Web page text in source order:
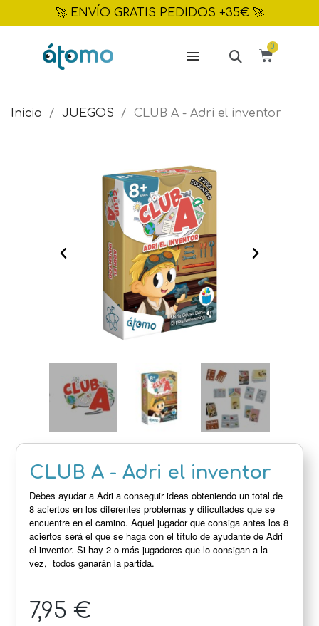
🚀 ENVÍO GRATIS PEDIDOS +35€ 🚀
Inicio JUEGOS CLUB A - Adri el inventor
CLUB A - Adri el inventor
Debes ayudar a Adri a conseguirideas obteniendo un total de
8 aciertos en los diferentes problemas y dificultades que se
encuentre en el camino. Aquel jugador que consiga antes los 8
aciertos será el que se haga con el título de ayudante de Adri
el inventor. Si hay 2 o más jugadores que lo consigan a la
vez, todos ganarán la partida.
7,95 €